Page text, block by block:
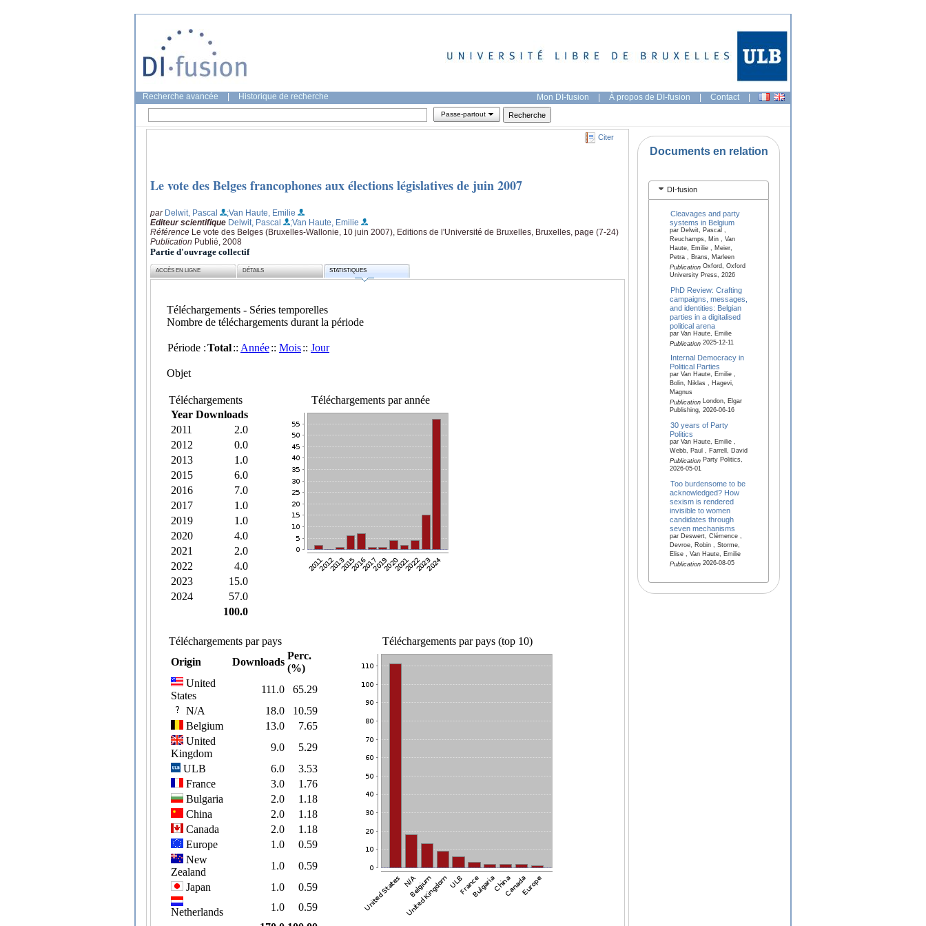
Recherche avancée Historique de recherche Mon DI-fusion | À propos de DI-fusion | Contact |
Passe-partout
Citer
Le vote des Belges francophones aux élections législatives de juin 2007
par Delwit, Pascal
;Van Haute, Emilie
Editeur scientifique Delwit, Pascal
;Van Haute, Emilie
Référence Le vote des Belges (Bruxelles-Wallonie, 10 juin 2007), Editions de l'Université de Bruxelles, Bruxelles, page (7-24)
Publication Publié, 2008
Partie d'ouvrage collectif
ACCÈS EN LIGNE DÉTAILS STATISTIQUES
Documents en relation
DI-fusion
Cleavages and party
systems in Belgium
par Delwit, Pascal ,
Reuchamps, Min , Van
Haute, Emilie , Meier,
Petra , Brans, Marleen
PublicationOxford, Oxford
University Press, 2026
PhD Review: Crafting
campaigns, messages,
and identities: Belgian
parties in a digitalised
political arena
par Van Haute, Emilie
Publication2025-12-11
Internal Democracy in
Political Parties
par Van Haute, Emilie ,
Bolin, Niklas , Hagevi,
Magnus
PublicationLondon, Elgar
Publishing, 2026-06-16
30 years of Party
Politics
par Van Haute, Emilie ,
Webb, Paul , Farrell, David
PublicationParty Politics,
2026-05-01
Too burdensome to be
acknowledged? How
sexism is rendered
invisible to women
candidates through
seven mechanisms
par Deswert, Clémence ,
Devroe, Robin , Storme,
Elise , Van Haute, Emilie
Publication2026-08-05